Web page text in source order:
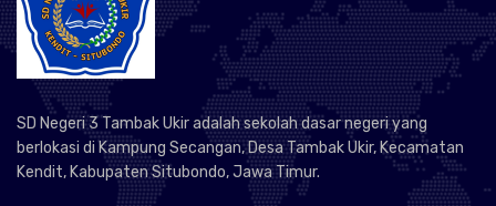
SD Negeri 3 Tambak Ukir adalah sekolah dasar negeri yang
berlokasi di Kampung Secangan, Desa Tambak Ukir, Kecamatan
Kendit, Kabupaten Situbondo, Jawa Timur.